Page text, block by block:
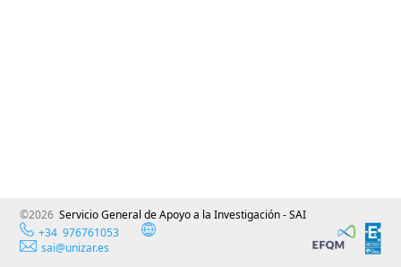
©2026Servicio General de Apoyo a la Investigación - SAI
+34 976761053
sai@unizar.es